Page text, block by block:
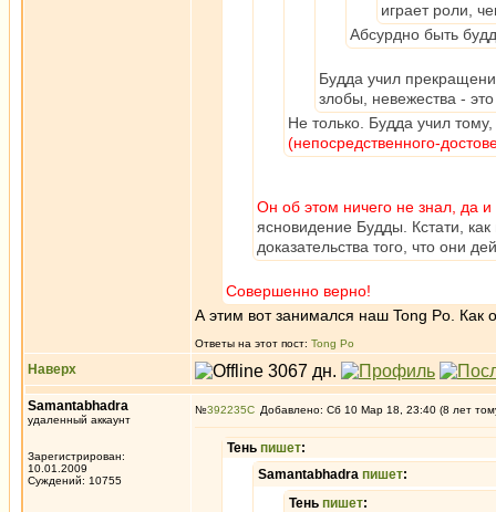
играет роли,
Абсурдно быть
Будда учил
злобы, невежества -
Не только. Будда учил
(непосредственного-
Он об этом ничего не знал, да
ясновидение Будды. Кстати,
доказательства того, что они
Совершенно верно!
А этим вот занимался наш Tong Po. Как
Ответы на этот пост: Tong Po
Наверх
Samantabhadra
удаленный аккаунт
Зарегистрирован:
10.01.2009
Суждений: 10755
№392235 Добавлено: Сб 10 Мар 18, 23:40 (8 лет
Тень пишет:
Samantabhadra пишет:
Тень пишет: